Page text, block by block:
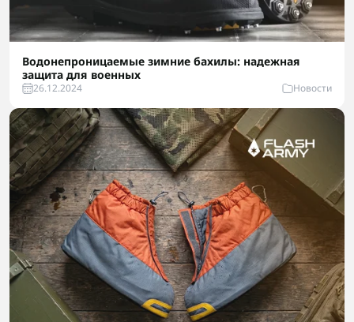
Водонепроницаемые зимние бахилы: надежная
защита для военных
26.12.2024 Новости